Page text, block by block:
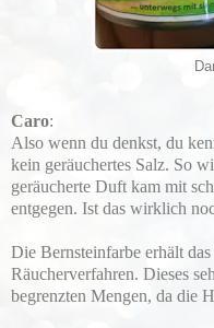
Caro:
Also wenn du denkst, du
kein geräuchertes Salz. So
geräucherte Duft kam mit
entgegen. Ist das wirklich
Die Bernsteinfarbe erhält
Räucherverfahren. Dieses
begrenzten Mengen, da die